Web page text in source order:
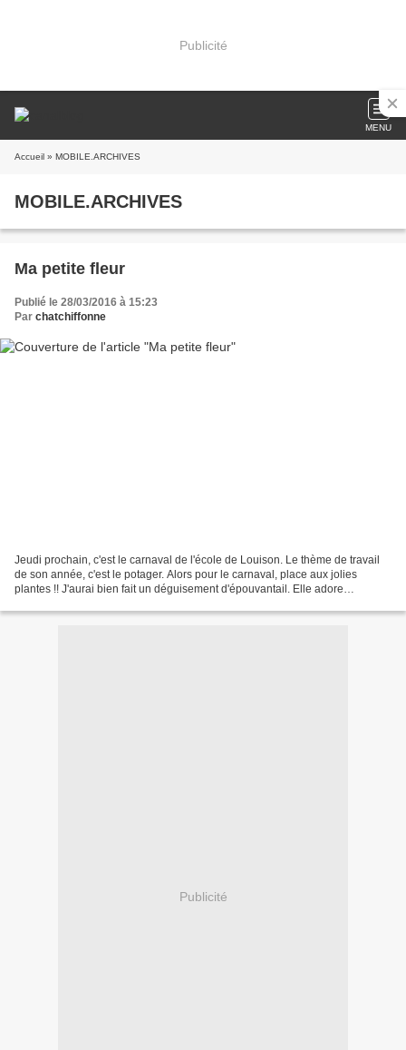
Publicité
MENU
Accueil » MOBILE.ARCHIVES
MOBILE.ARCHIVES
Ma petite fleur
Publié le 28/03/2016 à 15:23
Par chatchiffonne
Jeudi prochain, c'est le carnaval de l'école de Louison. Le thème de travail
de son année, c'est le potager. Alors pour le carnaval, place aux jolies
plantes !! J'aurai bien fait un déguisement d'épouvantail. Elle adore
Publicité